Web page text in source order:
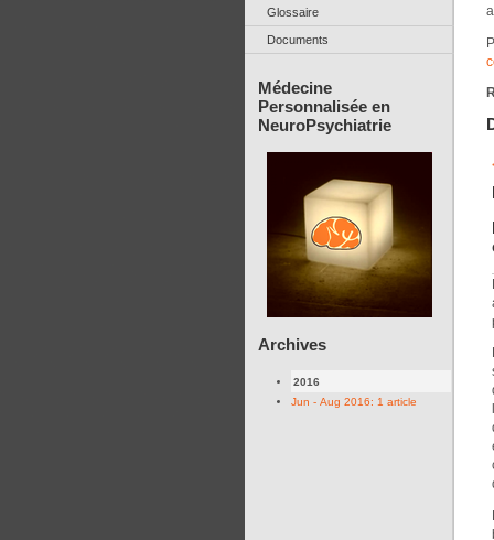
Glossaire
Documents
Médecine
Personnalisée en
NeuroPsychiatrie
Archives
2016
Jun - Aug 2016: 1 article